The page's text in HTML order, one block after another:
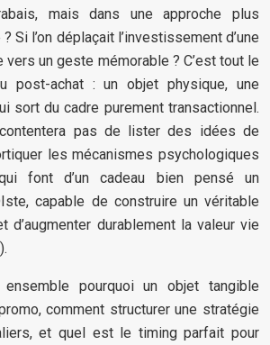
mais dans une approche plus
Si l’on déplaçait l’investissement d’une
vers un geste mémorable ? C’est tout le
post-achat : un objet physique, une
sort du cadre purement transactionnel.
pas de lister des idées de
les mécanismes psychologiques
font d’un cadeau bien pensé un
capable de construire un véritable
d’augmenter durablement la valeur vie
pourquoi un objet tangible
comment structurer une stratégie
et quel est le timing parfait pour